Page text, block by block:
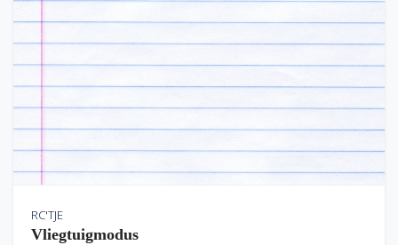
RC'TJE
Vliegtuigmodus